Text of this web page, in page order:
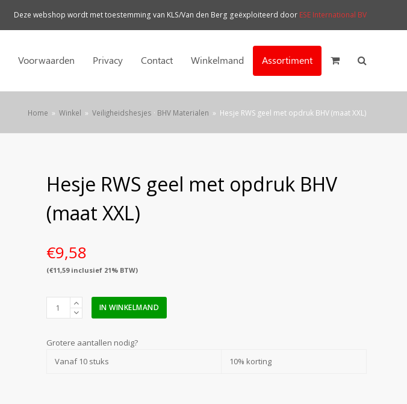
Deze webshop wordt met toestemming van KLS/Van den Berg geëxploiteerd door ESE International BV
Voorwaarden Privacy Contact Winkelmand Assortiment
Home » Winkel » Veiligheidshesjes · BHV Materialen » Hesje RWS geel met opdruk BHV (maat XXL)
Hesje RWS geel met opdruk BHV
(maat XXL)
€9,58
(€11,59inclusief 21% BTW)
met
BHV
IN WINKELMAND
Grotere aantallen nodig?
Vanaf 10 stuks
10% korting